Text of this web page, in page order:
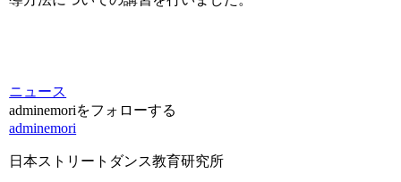
ニュース
adminemoriをフォローする
adminemori
日本ストリートダンス教育研究所